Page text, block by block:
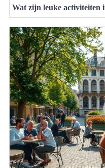
Wat zijn leuke activiteiten